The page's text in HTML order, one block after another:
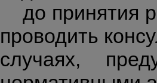
до принятия
проводить
случаях,